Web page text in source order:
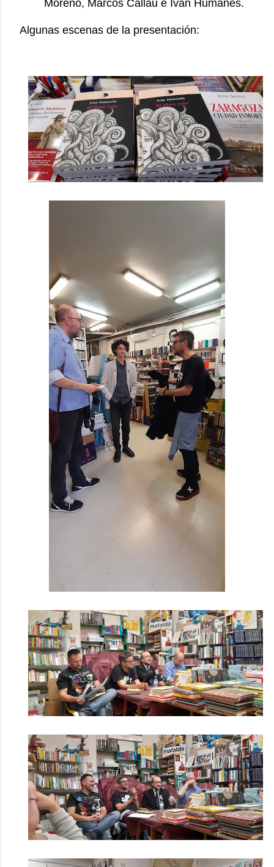
Moreno, Marcos Callau e Iván Humanes.
Algunas escenas de la presentación: